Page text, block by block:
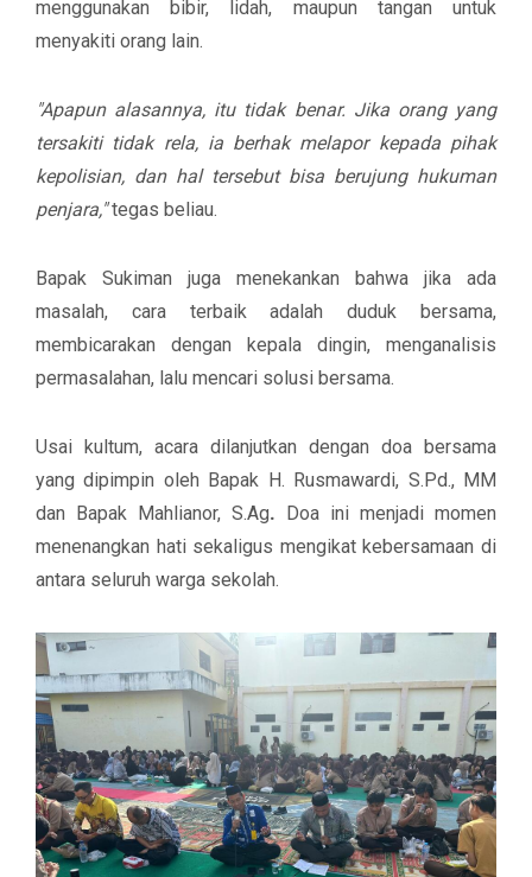
menggunakan bibir, lidah, maupun tangan untuk
menyakiti orang lain.
"Apapun alasannya, itu tidak benar. Jika orang yang
tersakiti tidak rela, ia berhak melapor kepada pihak
kepolisian, dan hal tersebut bisa berujung hukuman
penjara,"tegas beliau.
Bapak Sukiman juga menekankan bahwa jika ada
masalah, cara terbaik adalah duduk bersama,
membicarakan dengan kepala dingin, menganalisis
permasalahan, lalu mencari solusi bersama.
Usai kultum, acara dilanjutkan dengan doa bersama
yang dipimpin oleh Bapak H. Rusmawardi, S.Pd., MM
dan Bapak Mahlianor, S.Ag. Doa ini menjadi momen
menenangkan hati sekaligus mengikat kebersamaan di
antara seluruh warga sekolah.